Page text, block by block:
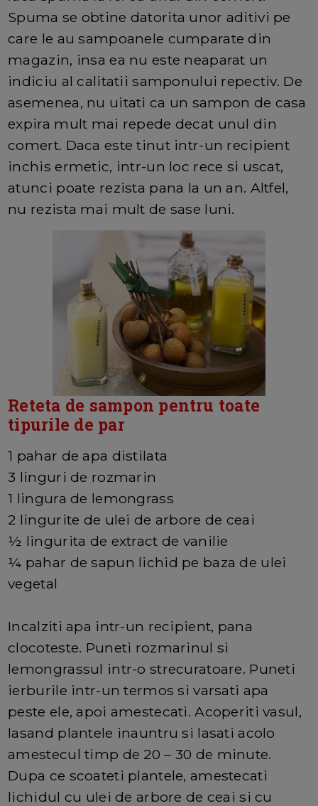
Spuma se obtine datorita unor aditivi pe
care le au sampoanele cumparate din
magazin, insa ea nu este neaparat un
indiciu al calitatii samponului repectiv. De
asemenea, nu uitati ca un sampon de casa
expira mult mai repede decat unul din
comert. Daca este tinut intr-un recipient
inchis ermetic, intr-un loc rece si uscat,
atunci poate rezista pana la un an. Altfel,
nu rezista mai mult de sase luni.
Reteta de sampon pentru toate
tipurile de par
1 pahar de apa distilata
3 linguri de rozmarin
1 lingura de lemongrass
2 lingurite de ulei de arbore de ceai
½ lingurita de extract de vanilie
¼ pahar de sapun lichid pe baza de ulei
vegetal
Incalziti apa intr-un recipient, pana
clocoteste. Puneti rozmarinul si
lemongrassul intr-o strecuratoare. Puneti
ierburile intr-un termos si varsati apa
peste ele, apoi amestecati. Acoperiti vasul,
lasand plantele inauntru si lasati acolo
amestecul timp de 20 – 30 de minute.
Dupa ce scoateti plantele, amestecati
lichidul cu ulei de arbore de ceai si cu